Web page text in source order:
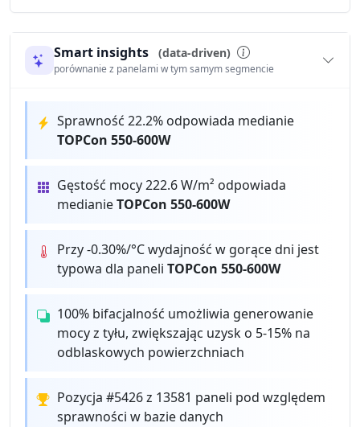
Smart insights (data-driven)
porównanie z panelami w tym samym segmencie
Sprawność 22.2% odpowiada medianie
TOPCon 550-600W
Gęstość mocy 222.6 W/m² odpowiada
medianieTOPCon 550-600W
Przy -0.30%/°C wydajność w gorące dni jest
typowa dla paneliTOPCon 550-600W
100% bifacjalność umożliwia generowanie
mocy z tyłu, zwiększając uzysk o 5-15% na
odblaskowych powierzchniach
Pozycja #5426 z 13581 paneli pod względem
sprawności w bazie danych